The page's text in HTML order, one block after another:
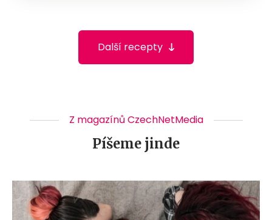
Další recepty
Z magazínů CzechNetMedia
Píšeme jinde